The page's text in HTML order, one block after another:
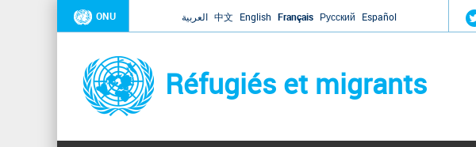
ONU العربية 中文 English Français Русский Español
Réfugiés et migrants